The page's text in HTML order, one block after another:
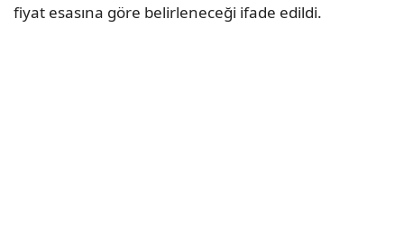
fiyat esasına göre belirleneceği ifade edildi.